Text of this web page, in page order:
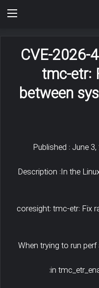
CVE-2026-
tmc-etr:
between
Published : June
Description :In the
coresight: tmc-etr: Fix
When trying to run
in